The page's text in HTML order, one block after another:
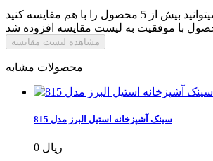
از 5 محصول را با هم مقایسه کنید
با موفقیت به لیست مقایسه افزوده شد
مشاهده لیست مقایسه
محصولات مشابه
سینک آشپزخانه استیل البرز مدل 815
0 ریال